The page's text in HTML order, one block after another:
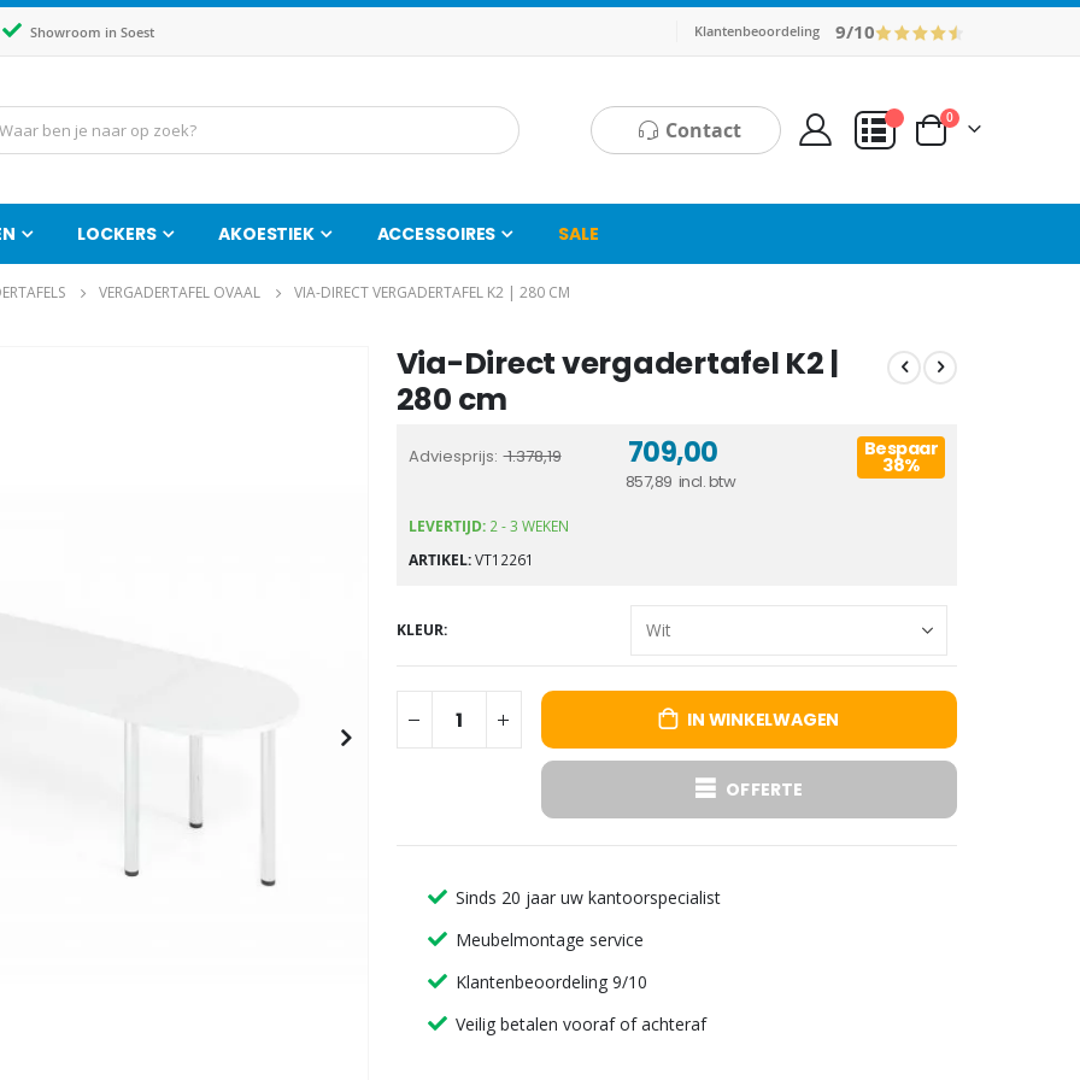
Showroom in Soest Klantenbeoordeling 9/10
Contact Cart
0producten
LOCKERS AKOESTIEK ACCESSOIRES SALE
VERGADERTAFEL OVAAL VIA-DIRECT VERGADERTAFEL K2 | 280 CM
naar
afbeeldingen-
gallerij
Via-Direct vergadertafel K2 |
280 cm
Adviesprijs 1.378,19
857,89
709,00 Bespaar
38%
LEVERTIJD: 2 - 3 WEKEN
ARTIKEL VT12261
KLEUR
IN WINKELWAGEN
OFFERTE
Sinds 20 jaar uw kantoorspecialist
Meubelmontage service
Klantenbeoordeling 9/10
Veilig betalen vooraf of achteraf